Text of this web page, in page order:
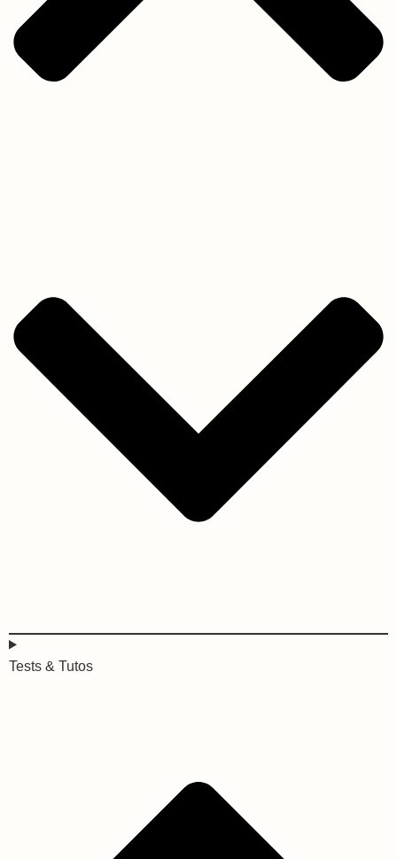
Tests & Tutos